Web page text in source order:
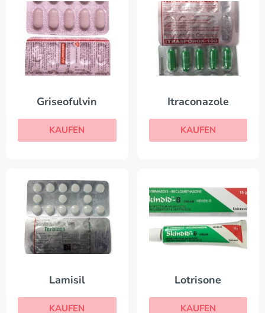
Griseofulvin
KAUFEN
Itraconazole
KAUFEN
Lamisil
KAUFEN
Lotrisone
KAUFEN